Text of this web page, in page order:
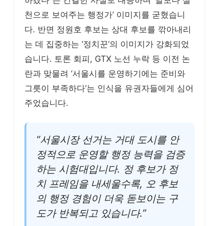
천으로 보여주는 행정가’ 이미지를 굳혔습니
다. 반면 정원호 후보는 상대 후보를 깎아내리
는 데 집중하는 ‘정치꾼’의 이미지가 강화되었
습니다. 토론 회피, GTX 노선 누락 등 이전 논
란과 맞물려 ‘서울시를 운영하기에는 준비와
그릇이 부족하다’는 인식을 유권자들에게 심어
주었습니다.
“서울시장 선거는 거대 도시를 안
정적으로 운영할 행정 능력을 검증
하는 시험대입니다. 정 후보가 정
치 프레임을 내세울수록, 오 후보
의 행정 경험이 더욱 돋보이는 구
도가 반복되고 있습니다.”